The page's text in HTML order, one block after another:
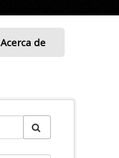
Acerca de